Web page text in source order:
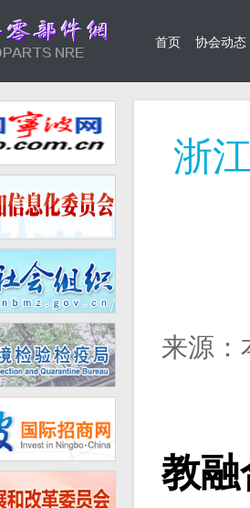
首页 协会动态
浙
来源：
教融